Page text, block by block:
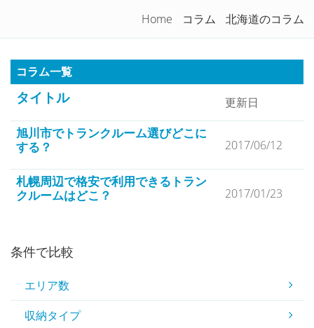
Home コラム 北海道のコラム
コラム一覧
タイトル 更新日
旭川市でトランクルーム選びどこに
する？
2017/06/12
札幌周辺で格安で利用できるトラン
クルームはどこ？
2017/01/23
条件で比較
エリア数
収納タイプ